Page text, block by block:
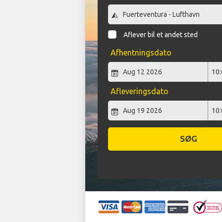
Aflever bil et andet sted
Afhentningsdato
Afleveringsdato
SØG